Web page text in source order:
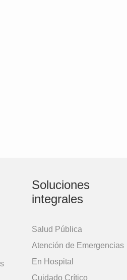
Soluciones
integrales
Salud Pública
Atención de Emergencias
En Hospital
Cuidado Crítico